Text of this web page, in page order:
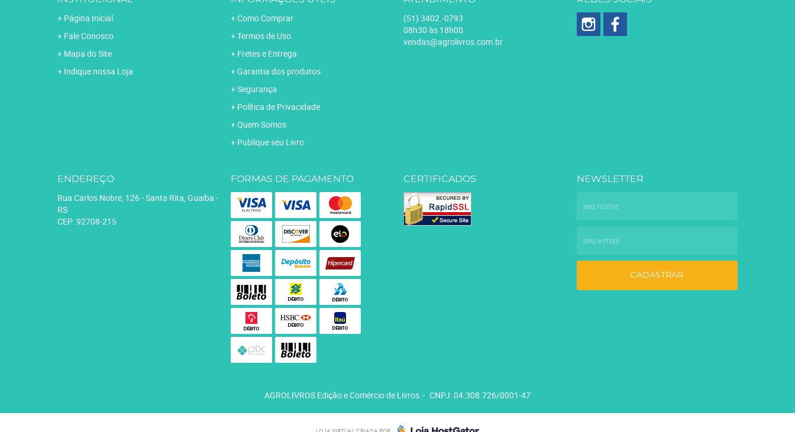
Página Inicial
Fale Conosco
Mapa do Site
Indique nossa Loja
Como Comprar
Termos de Uso
Fretes e Entrega
Garantia dos produtos
Segurança
Política de Privacidade
Quem Somos
Publique seu Livro
(51) 3402.-0793
08h30 às 18h00
vendas@agrolivros.com.br
ENDEREÇO
Rua Carlos Nobre, 126-Santa Rita, Guaíba -
RS
CEP: 92708-215
FORMAS DE PAGAMENTO CERTIFICADOS NEWSLETTER
CADASTRAR
AGROLIVROS Edição e Comércio de Livros CNPJ: 04.308.726/0001-47